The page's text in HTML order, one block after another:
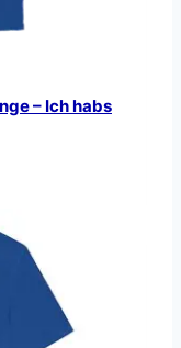
– Ich habs